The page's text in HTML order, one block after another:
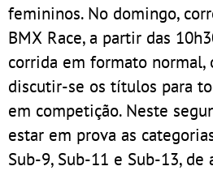
femininos. No domingo,
BMX Race, a partir das
corrida em formato normal,
discutir-se os títulos para
em competição. Neste
estar em prova as
Sub-9, Sub-11 e Sub-13, de